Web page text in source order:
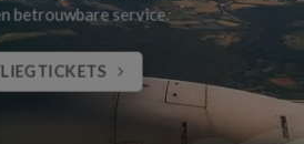
betrouwbare service.